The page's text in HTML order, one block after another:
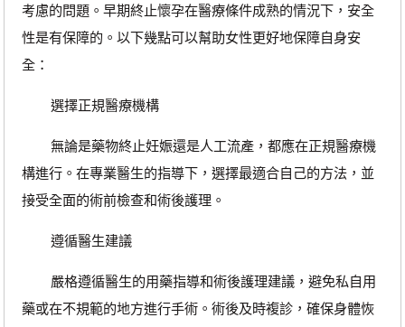
考慮的問題。早期終止懷孕在醫療條件成熟的情況下，安全
性是有保障的。以下幾點可以幫助女性更好地保障自身安
全：
選擇正規醫療機構
無論是藥物終止妊娠還是人工流產，都應在正規醫療機
構進行。在專業醫生的指導下，選擇最適合自己的方法，並
接受全面的術前檢查和術後護理。
遵循醫生建議
嚴格遵循醫生的用藥指導和術後護理建議，避免私自用
藥或在不規範的地方進行手術。術後及時複診，確保身體恢